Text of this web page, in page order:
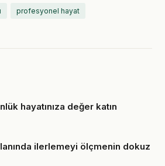
profesyonel hayat
hayatınıza değer katın
ilerlemeyi ölçmenin dokuz